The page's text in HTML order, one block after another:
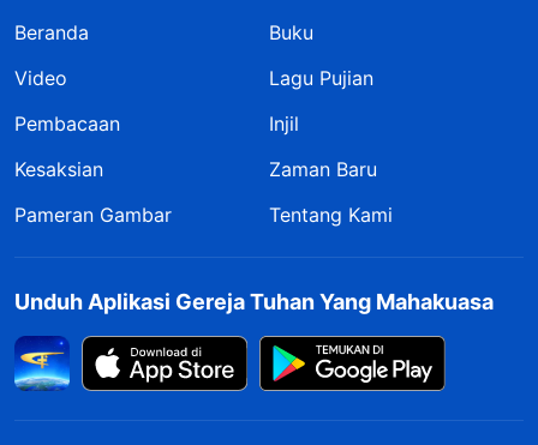
Beranda
Buku
Video
Lagu Pujian
Pembacaan
Injil
Kesaksian
Zaman Baru
Pameran Gambar
Tentang Kami
Unduh Aplikasi Gereja Tuhan Yang Mahakuasa